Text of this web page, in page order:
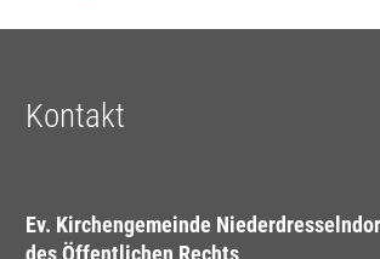
Kontakt
Ev. Kirchengemeinde
des Öffentlichen Rechts